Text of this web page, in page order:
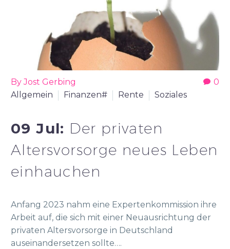
0
By Jost Gerbing
Allgemein
Finanzen# Rente Soziales
09 Jul: Der privaten
Altersvorsorge neues Leben
einhauchen
Anfang 2023 nahm eine Expertenkommission ihre
Arbeit auf, die sich mit einer Neuausrichtung der
privaten Altersvorsorge in Deutschland
auseinandersetzen sollte….